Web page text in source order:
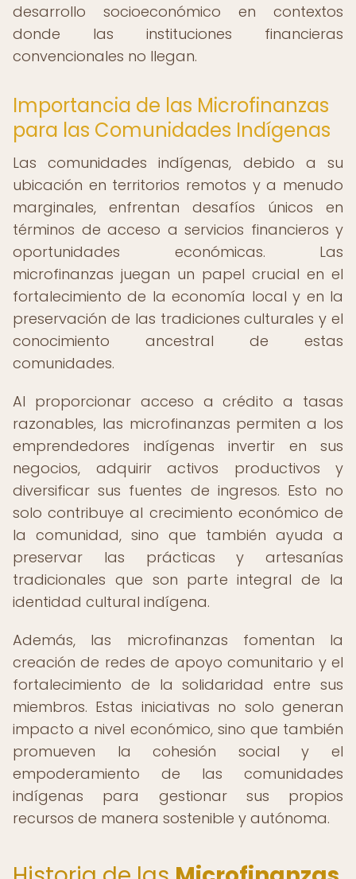
desarrollo socioeconómico en contextos
donde las instituciones financieras
convencionales no llegan.
Importancia de las Microfinanzas
para las Comunidades Indígenas
Las comunidades indígenas, debido a su
ubicación en territorios remotos y a menudo
marginales, enfrentan desafíos únicos en
términos de acceso a servicios financieros y
oportunidades económicas. Las
microfinanzas juegan un papel crucial en el
fortalecimiento de la economía local y en la
preservación de las tradiciones culturales y el
conocimiento ancestral de estas
comunidades.
Al proporcionar acceso a crédito a tasas
razonables, las microfinanzas permiten a los
emprendedores indígenas invertir en sus
negocios, adquirir activos productivos y
diversificar sus fuentes de ingresos. Esto no
solo contribuye al crecimiento económico de
la comunidad, sino que también ayuda a
preservar las prácticas y artesanías
tradicionales que son parte integral de la
identidad cultural indígena.
Además, las microfinanzas fomentan la
creación de redes de apoyo comunitario y el
fortalecimiento de la solidaridad entre sus
miembros. Estas iniciativas no solo generan
impacto a nivel económico, sino que también
promueven la cohesión social y el
empoderamiento de las comunidades
indígenas para gestionar sus propios
recursos de manera sostenible y autónoma.